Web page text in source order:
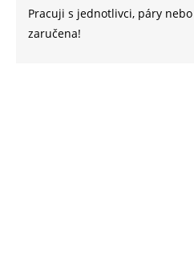
Pracuji s jednotlivci, páry
zaručena!